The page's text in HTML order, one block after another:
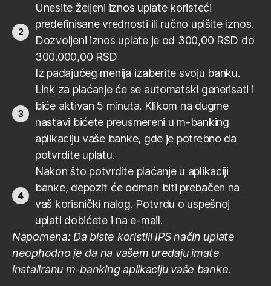
Unesite željeni iznos uplate koristeći
predefinisane vrednosti ili ručno upišite iznos.
Dozvoljeni iznos uplate je od 300,00 RSD do
300.000,00 RSD
Iz padajućeg menija izaberite svoju banku.
Link za plaćanje će se automatski generisati i
biće aktivan 5 minuta. Klikom na dugme
nastavi bićete preusmereni u m-banking
aplikaciju vaše banke, gde je potrebno da
potvrdite uplatu.
Nakon što potvrdite plaćanje u aplikaciji
banke, depozit će odmah biti prebačen na
vaš korisnički nalog. Potvrdu o uspešnoj
uplati dobićete i na e-mail.
Napomena: Da biste koristili IPS način uplate
neophodno je da na vašem uređaju imate
instaliranu m-banking aplikaciju vaše banke.